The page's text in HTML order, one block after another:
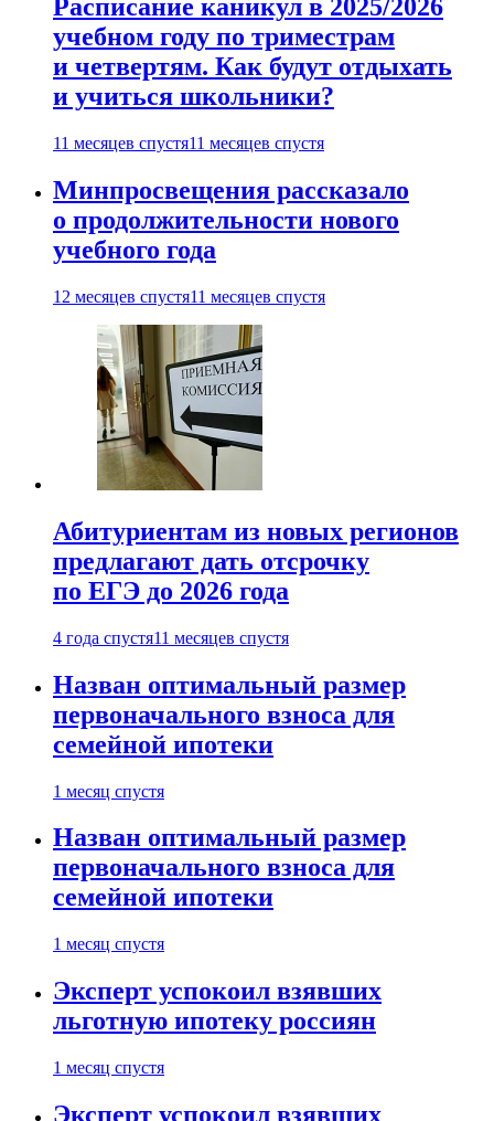
Расписание каникул в 2025/2026
учебном году по триместрам
и четвертям. Как будут отдыхать
и учиться школьники?
11 месяцев спустя11 месяцев спустя
Минпросвещения рассказало
о продолжительности нового
учебного года
12 месяцев спустя11 месяцев спустя
Абитуриентам из новых регионов
предлагают дать отсрочку
по ЕГЭ до 2026 года
4 года спустя11 месяцев спустя
Назван оптимальный размер
первоначального взноса для
семейной ипотеки
1 месяц спустя
Назван оптимальный размер
первоначального взноса для
семейной ипотеки
1 месяц спустя
Эксперт успокоил взявших
льготную ипотеку россиян
1 месяц спустя
Эксперт успокоил взявших